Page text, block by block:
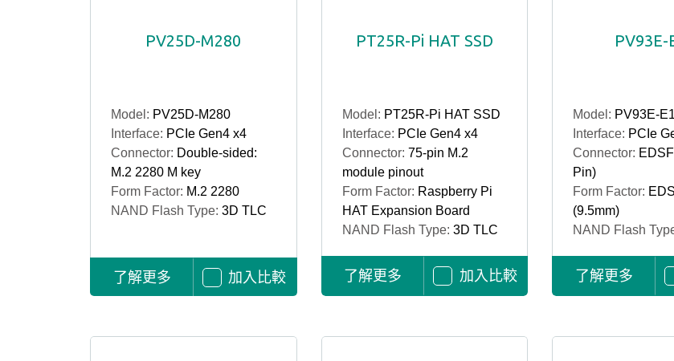
PV25D-M280
Model: PV25D-M280
Interface: PCIe Gen4 x4
Connector: Double-sided:
M.2 2280 M key
Form Factor: M.2 2280
NAND Flash Type: 3D TLC
了解更多 加入比較
PT25R-Pi HAT SSD
Model: PT25R-Pi HAT SSD
Interface: PCIe Gen4 x4
Connector: 75-pin M.2
module pinout
Form Factor: Raspberry Pi
HAT Expansion Board
NAND Flash Type: 3D TLC
了解更多 加入比較
PV93E-
Model: PV93E-
Interface: PCIe
Connector:
Pin)
Form Factor:
(9.5mm)
NAND Flash
了解更多